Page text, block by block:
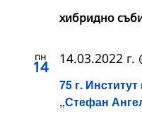
хибридно
пн
14
75 г.
„Стефан
14.03.2022 г.